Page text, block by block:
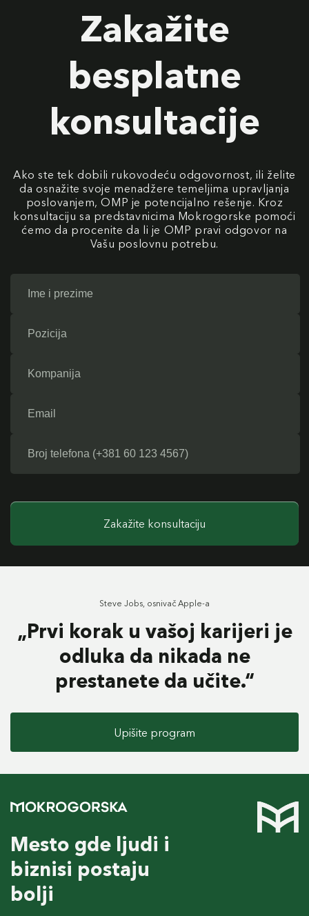
Zakažite
besplatne
konsultacije
Ako ste tek dobili rukovodeću odgovornost, ili želite
da osnažite svoje menadžere temeljima upravljanja
poslovanjem, OMP je potencijalno rešenje. Kroz
konsultaciju sa predstavnicima Mokrogorske pomoći
ćemo da procenite da li je OMP pravi odgovor na
Vašu poslovnu potrebu.
Zakažite konsultaciju
Steve Jobs, osnivač Apple-a
„Prvi korak u vašoj karijeri je
odluka da nikada ne
prestanete da učite.“
Upišite program
Mesto gde ljudi i
biznisi postaju
bolji